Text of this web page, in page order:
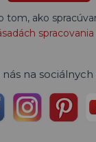
tom, ako
na sociálnych